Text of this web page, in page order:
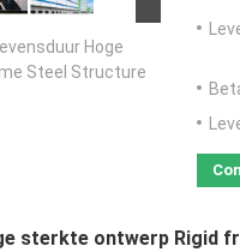
Hoge
Steel Structure
sterkte ontwerp Rigid